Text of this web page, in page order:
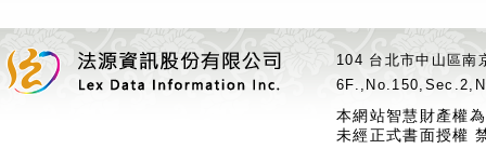
104 台北市中山區
本網站智慧財產權
未經正式書面授權